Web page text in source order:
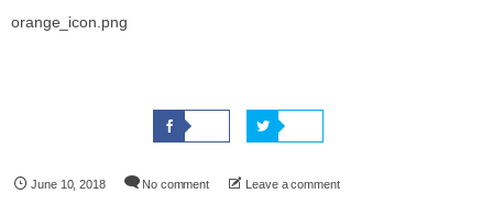
orange_icon.png
June 10,2018 No comment Leave a comment